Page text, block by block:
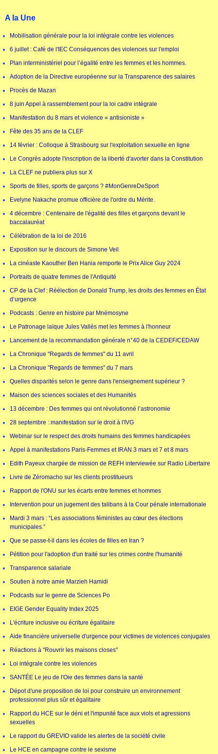
A la Une
Mobilisation générale pour la loi intégrale contre les violences
6 juillet : Café de l'IEC Conséquences des violences sur l'emploi
Plan interministériel pour l’égalité entre les femmes et les hommes.
Adoption de la Directive européenne sur la Transparence des salaires
Procès de Mazan
8 juin Appel à rassemblement pour la loi cadre intégrale
Manifestation du 8 mars et violence « antisioniste »
Fête des 35 ans de la CLEF
14 février : Colloque à Strasbourg sur l'exploitation sexuelle en ligne
Le Congrès adopte l'inscription de la liberté d'avorter dans la Constitution
La CLEF ne publiera plus sur X
Sports de filles, sports de garçons ? #MonGenreDeSport
Evelyne Nakache promue officière de l'ordre du Mérite.
4 décembre : Centenaire de l'égalité des filles et garçons devant le
baccalauréat
Célébration de la loi de 2016
Exposition sur le discours de Simone Veil
La cinéaste Kaouther Ben Hania remporte le Prix Alice Guy 2024
Portraits de quatre femmes de l'Antiquité
CP de la Clef : Réélection de Donald Trump, les droits des femmes en État
d’urgence
Podcasts : Genre en histoire par Mnémosyne
Le Patronage laïque Jules Vallès met les femmes à l'honneur
Lancement de la recommandation générale n°40 de la CEDEF/CEDAW
La Chronique "Regards de femmes" du 11 avril
La Chronique "Regards de femmes" du 7 mars
Quelles disparités selon le genre dans l'enseignement supérieur ?
Maison des sciences sociales et des Humanités
13 décembre : Des femmes qui ont révolutionné l’astronomie
28 septembre : manifestation sur le droit à l'IVG
Webinar sur le respect des droits humains des femmes handicapées
Appel à manifestations Paris-Femmes et IRAN 3 mars et 7 et 8 mars
Edith Payeux chargée de mission de REFH interviewée sur Radio Libertaire
Livre de Zéromacho sur les clients prostitueurs
Rapport de l'ONU sur les écarts entre femmes et hommes
Intervention pour un jugement des talibans à la Cour pénale internationale
Mardi 3 mars : “Les associations féministes au cœur des élections
municipales.”
Que se passe-t-il dans les écoles de filles en Iran ?
Pétition pour l'adoption d'un traité sur les crimes contre l'humanité
Transparence salariale
Soutien à notre amie Marzieh Hamidi
Podcasts sur le genre de Sciences Po
EIGE Gender Equality Index 2025
L'écriture inclusive ou écriture égalitaire
Aide financière universelle d'urgence pour victimes de violences conjugales
Réactions à "Rouvrir les maisons closes"
Loi intégrale contre les violences
SANTÉE Le jeu de l'Oie des femmes dans la santé
Dépot d'une proposition de loi pour construire un environnement
professionnel plus sûr et égalitaire
Rapport du HCE sur le déni et l'impunité face aux viols et agressions
sexuelles
Le rapport du GREVIO valide les alertes de la société civile
Le HCE en campagne contre le sexisme